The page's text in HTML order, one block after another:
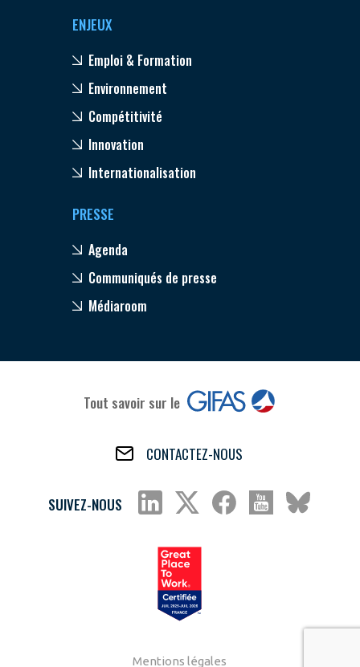
ENJEUX
Emploi & Formation
Environnement
Compétitivité
Innovation
Internationalisation
PRESSE
Agenda
Communiqués de presse
Médiaroom
Tout savoir sur le
CONTACTEZ-NOUS
SUIVEZ-NOUS
Mentions légales